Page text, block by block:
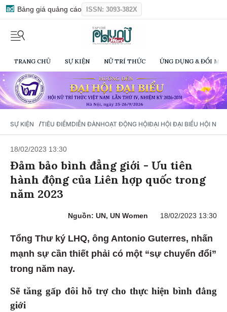
Bảng giá quảng cáo ISSN: 3093-382X
TRANG CHỦ SỰ KIỆN NỮ TRÍ THỨC ỨNG DỤNG & ĐỔI
SỰ KIỆN /TIÊU ĐIỂMDIỄN ĐÀNHOẠT ĐỘNG HỘIĐẠI HỘI ĐẠI BIỂU HỘI NỮ
18/02/2023 13:30
Đảm bảo bình đẳng giới - Ưu tiên
hành động của Liên hợp quốc trong
năm 2023
Nguồn: UN, UN Women 18/02/2023 13:30
Tổng Thư ký LHQ, ông Antonio Guterres, nhấn
mạnh sự cần thiết phải có một “sự chuyển đổi”
trong năm nay.
Sẽ tăng gấp đôi hỗ trợ cho thực hiện bình đẳng
giới